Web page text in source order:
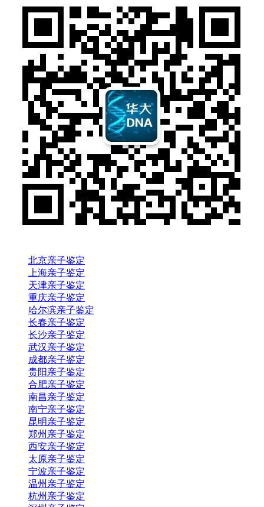
北京亲子鉴定
上海亲子鉴定
天津亲子鉴定
重庆亲子鉴定
哈尔滨亲子鉴定
长春亲子鉴定
长沙亲子鉴定
武汉亲子鉴定
成都亲子鉴定
贵阳亲子鉴定
合肥亲子鉴定
南昌亲子鉴定
南宁亲子鉴定
昆明亲子鉴定
郑州亲子鉴定
西安亲子鉴定
太原亲子鉴定
宁波亲子鉴定
温州亲子鉴定
杭州亲子鉴定